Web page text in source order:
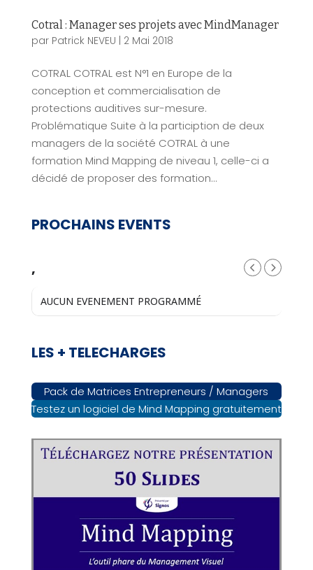
Cotral : Manager ses projets avec MindManager
par Patrick NEVEU 2 Mai 2018
COTRAL COTRAL est N°1 en Europe de la
conception et commercialisation de
protections auditives sur-mesure.
Problématique Suite à la particiption de deux
managers de la société COTRAL à une
formation Mind Mapping de niveau 1, celle-ci a
décidé de proposer des formation...
PROCHAINS EVENTS
,
AUCUN EVENEMENT PROGRAMMÉ
LES + TELECHARGES
Pack de Matrices Entrepreneurs / Managers
Testez un logiciel de Mind Mapping gratuitement